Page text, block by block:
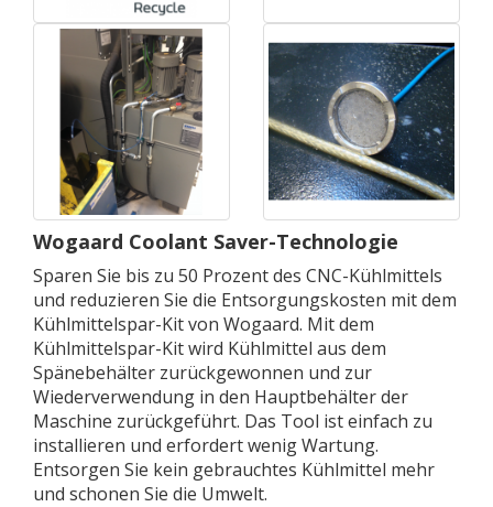
Wogaard Coolant Saver-Technologie
Sparen Sie bis zu 50 Prozent des CNC-Kühlmittels
und reduzieren Sie die Entsorgungskosten mit dem
Kühlmittelspar-Kit von Wogaard. Mit dem
Kühlmittelspar-Kit wird Kühlmittel aus dem
Spänebehälter zurückgewonnen und zur
Wiederverwendung in den Hauptbehälter der
Maschine zurückgeführt. Das Tool ist einfach zu
installieren und erfordert wenig Wartung.
Entsorgen Sie kein gebrauchtes Kühlmittel mehr
und schonen Sie die Umwelt.